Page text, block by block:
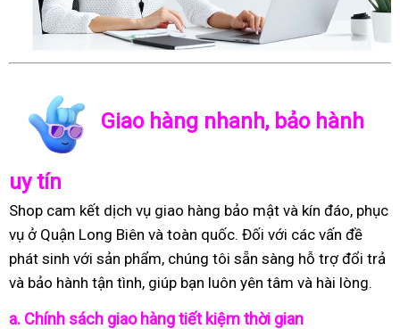
Giao hàng nhanh, bảo hành
uy tín
Shop cam kết dịch vụ giao hàng bảo mật và kín đáo, phục
vụ ở Quận Long Biên và toàn quốc. Đối với các vấn đề
phát sinh với sản phẩm, chúng tôi sẵn sàng hỗ trợ đổi trả
và bảo hành tận tình, giúp bạn luôn yên tâm và hài lòng.
a. Chính sách giao hàng tiết kiệm thời gian